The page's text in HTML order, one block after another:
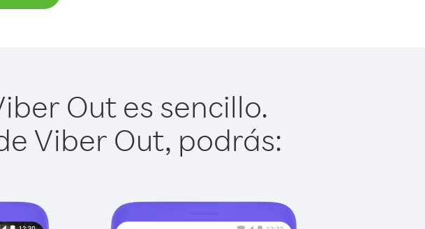
Out es sencillo.
Viber Out, podrás: